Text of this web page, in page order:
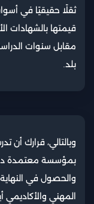
ثقلًا حقيقيًا في
قيمتها بالشهادات
مقابل سنوات
بلد.
وبالتالي، قرارك
بمؤسسة معتمدة
والحصول في
المهني والأكاديمي